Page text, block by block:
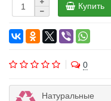
Купить
0
Натуральные